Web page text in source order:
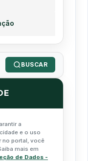
BUSCAR
a
e o uso
no portal, você
mais em
de Dados -